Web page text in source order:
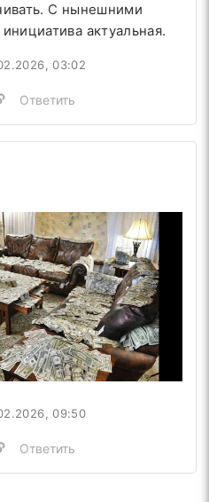
С нынешними
актуальная.
03:02
Ответить
09:50
Ответить